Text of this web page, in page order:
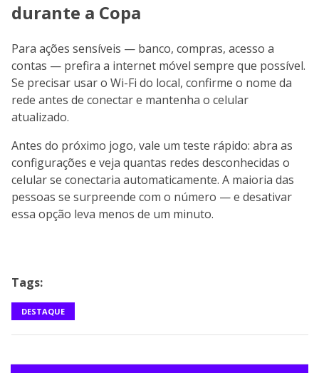
durante a Copa
Para ações sensíveis — banco, compras, acesso a
contas — prefira a internet móvel sempre que possível.
Se precisar usar o Wi-Fi do local, confirme o nome da
rede antes de conectar e mantenha o celular
atualizado.
Antes do próximo jogo, vale um teste rápido: abra as
configurações e veja quantas redes desconhecidas o
celular se conectaria automaticamente. A maioria das
pessoas se surpreende com o número — e desativar
essa opção leva menos de um minuto.
Tags:
DESTAQUE